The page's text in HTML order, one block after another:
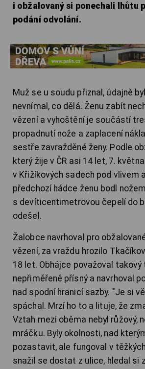
i obžalovaný si ponechali lhůtu
podání odvolání.
Muž se u soudu přiznal, údajně
nevnímal, co dělá. Ženu zabít
vězení a vyhoštění je součástí
propadnutí nože a zaplacení
sestře zavražděné ženy. Podle
který žije v ČR asi 14 let, 7.
v Křižíkových sadech pod vlivem
předchozí hádce ženu bodl nožem
s devíticentimetrovou čepelí do
odešel.
Žalobce navrhoval pro
vězení, za vraždu hrozilo
18 let. Obhájce považoval
nepřiměřeně přísný a navrhoval
nad spodní hranicí sazby. "Je si
spáchal. Mrzí ho to a lituje, že
Vztah mezi oběma nebyl růžový,
mráčku. Byly okolnosti, nad
pozastavit, ale fungoval v
snažil se dostat z ulice, hledal si